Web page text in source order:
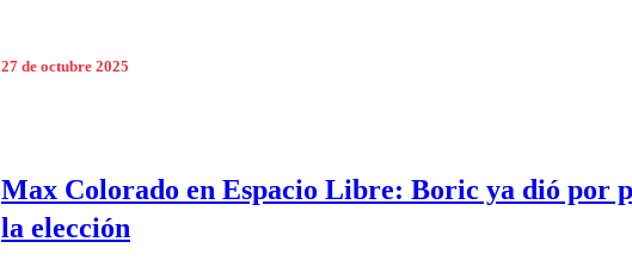
27 de octubre 2025
Max Colorado en Espacio Libre: Boric ya dió por
la elección